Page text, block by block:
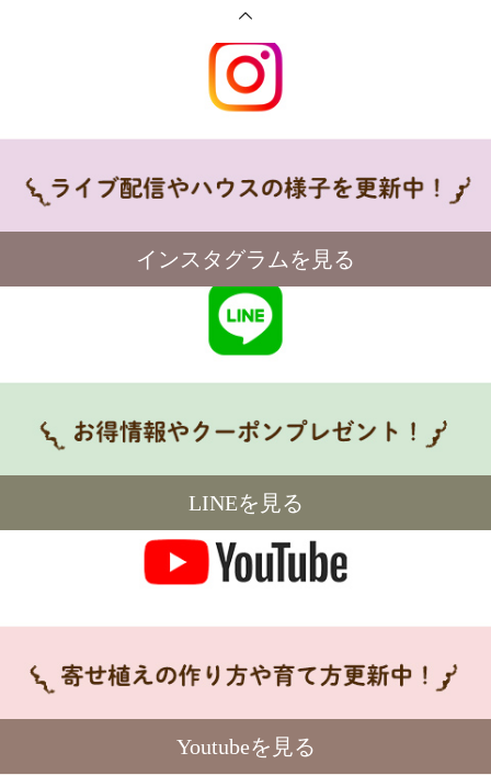
インスタグラムを見る
LINEを見る
Youtubeを見る